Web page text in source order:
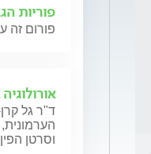
פוריות
פורום זה
ד"ר גל
וסרטן הפין